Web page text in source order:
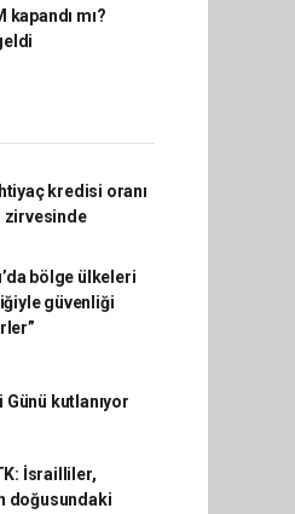
kapandı mı?
kredisi oranı
zirvesinde
bölge ülkeleri
güvenliği
Günü kutlanıyor
İsrailliler,
doğusundaki